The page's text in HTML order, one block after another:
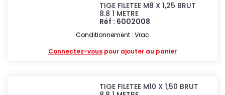
TIGE FILETEE M8 X 1,25 BRUT
8.8 1 METRE
Réf : 6002008
Conditionnement : Vrac
Connectez-vous pour ajouter au panier
TIGE FILETEE M10 X 1,50 BRUT